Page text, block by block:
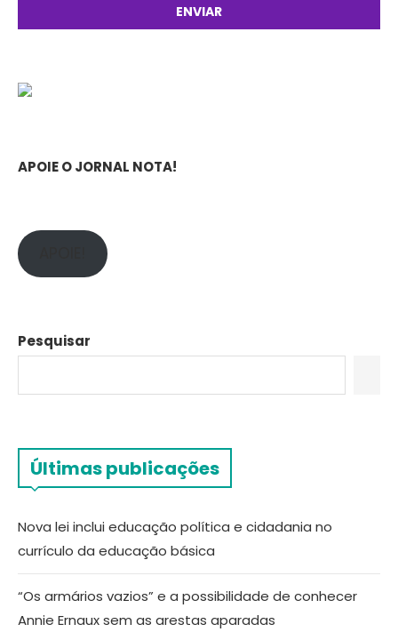
APOIE O JORNAL NOTA!
Pesquisar
Últimas publicações
Nova lei inclui educação política e cidadania no
currículo da educação básica
“Os armários vazios” e a possibilidade de conhecer
Annie Ernaux sem as arestas aparadas